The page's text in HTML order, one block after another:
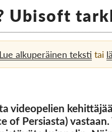
Ubisoft
Lue alkuperäinen teksti tai
videopelien
of Persiasta)